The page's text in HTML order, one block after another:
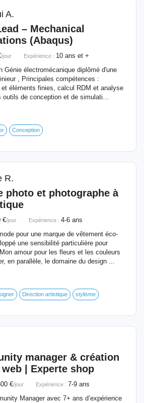
A.
– Mechanical
(Abaqus)
/jour Expérience : 10 ans et +
Génie électromécanique diplômé d'une
, Principales compétences :
éléments finies, calcul RDM et analyse
outils de conception et de simulati...
Conception
R.
photo et photographe à
€/jour Expérience : 4-6 ans
pour une marque de vêtement éco-
une sensibilité particulière pour
amour pour les fleurs et les couleurs
en parallèle, le domaine du design ...
Direction artistique stylisme
manager & création
| Experte shop
€/jour Expérience : 7-9 ans
Manager avec 7+ ans d’expérience